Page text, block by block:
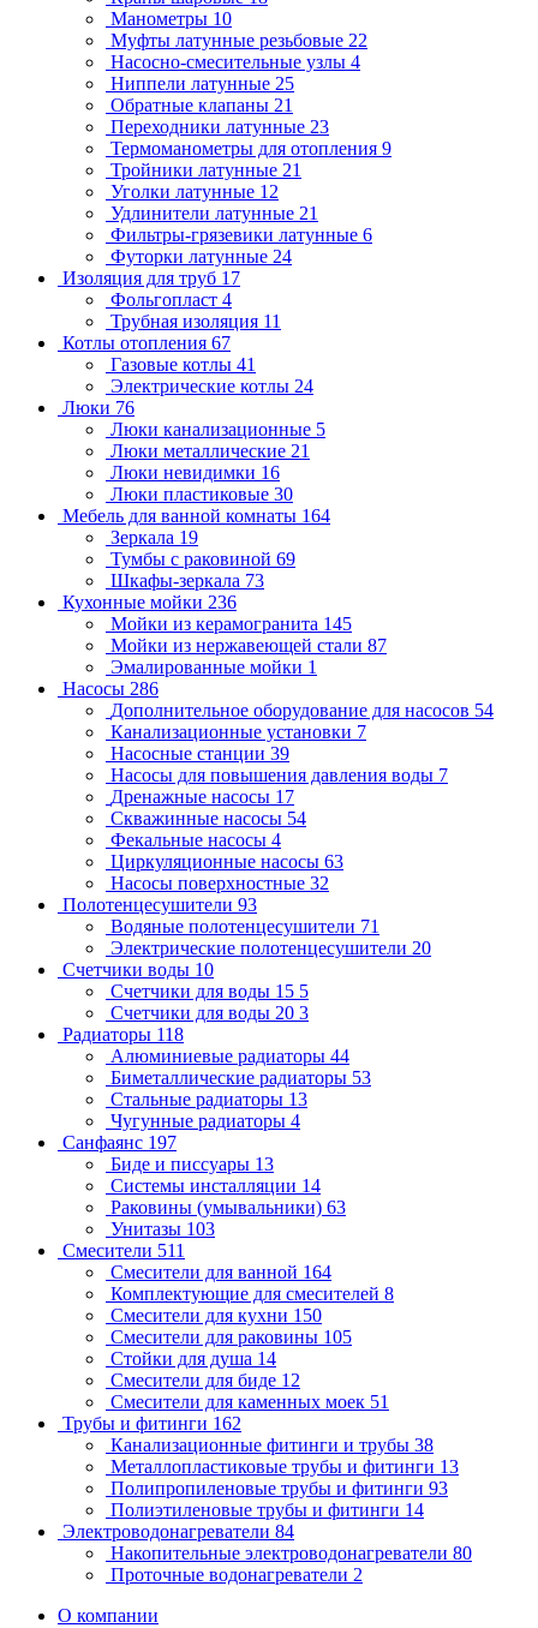
Манометры 10
Муфты латунные резьбовые 22
Насосно-смесительные узлы 4
Ниппели латунные 25
Обратные клапаны 21
Переходники латунные 23
Термоманометры для отопления 9
Тройники латунные 21
Уголки латунные 12
Удлинители латунные 21
Фильтры-грязевики латунные 6
Футорки латунные 24
Изоляция для труб 17
Фольгопласт 4
Трубная изоляция 11
Котлы отопления 67
Газовые котлы 41
Электрические котлы 24
Люки 76
Люки канализационные 5
Люки металлические 21
Люки невидимки 16
Люки пластиковые 30
Мебель для ванной комнаты 164
Зеркала 19
Тумбы с раковиной 69
Шкафы-зеркала 73
Кухонные мойки 236
Мойки из керамогранита 145
Мойки из нержавеющей стали 87
Эмалированные мойки 1
Насосы 286
Дополнительное оборудование для насосов 54
Канализационные установки 7
Насосные станции 39
Насосы для повышения давления воды 7
Дренажные насосы 17
Скважинные насосы 54
Фекальные насосы 4
Циркуляционные насосы 63
Насосы поверхностные 32
Полотенцесушители 93
Водяные полотенцесушители 71
Электрические полотенцесушители 20
Счетчики воды 10
Счетчики для воды 15 5
Счетчики для воды 20 3
Радиаторы 118
Алюминиевые радиаторы 44
Биметаллические радиаторы 53
Стальные радиаторы 13
Чугунные радиаторы 4
Санфаянс 197
Биде и писсуары 13
Системы инсталляции 14
Раковины (умывальники) 63
Унитазы 103
Смесители 511
Смесители для ванной 164
Комплектующие для смесителей 8
Смесители для кухни 150
Смесители для раковины 105
Стойки для душа 14
Смесители для биде 12
Смесители для каменных моек 51
Трубы и фитинги 162
Канализационные фитинги и трубы 38
Металлопластиковые трубы и фитинги 13
Полипропиленовые трубы и фитинги 93
Полиэтиленовые трубы и фитинги 14
Электроводонагреватели 84
Накопительные электроводонагреватели 80
Проточные водонагреватели 2
О компании